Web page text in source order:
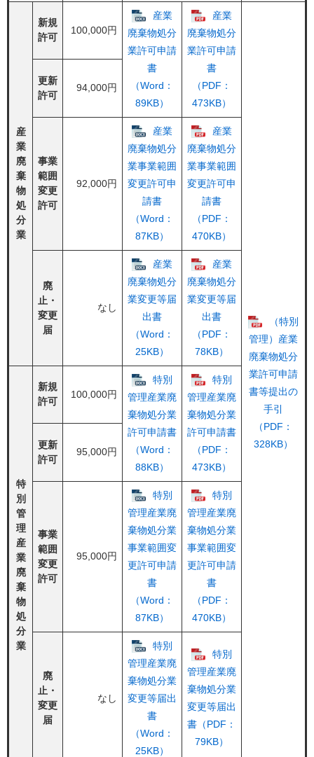
産
業
廃
棄
物
処
分
業
新規
許可
100,000円
産業
廃棄物処分
業許可申請
書
（Word：
89KB）
産業
廃棄物処分
業許可申請
書
（PDF：
473KB）
（特別
管理）産業
廃棄物処分
業許可申請
書等提出の
手引
（PDF：
328KB）
更新
許可
94,000円
事業
範囲
変更
許可
92,000円
産業
廃棄物処分
業事業範囲
変更許可申
請書
（Word：
87KB）
産業
廃棄物処分
業事業範囲
変更許可申
請書
（PDF：
470KB）
廃
止・
変更
届
なし
産業
廃棄物処分
業変更等届
出書
（Word：
25KB）
産業
廃棄物処分
業変更等届
出書
（PDF：
78KB）
特
別
管
理
産
業
廃
棄
物
処
分
業
新規
許可
100,000円
特別
管理産業廃
棄物処分業
許可申請書
（Word：
88KB）
特別
管理産業廃
棄物処分業
許可申請書
（PDF：
473KB）
更新
許可
95,000円
事業
範囲
変更
許可
95,000円
特別
管理産業廃
棄物処分業
事業範囲変
更許可申請
書
（Word：
87KB）
特別
管理産業廃
棄物処分業
事業範囲変
更許可申請
書
（PDF：
470KB）
廃
止・
変更
届
なし
特別
管理産業廃
棄物処分業
変更等届出
書
（Word：
25KB）
特別
管理産業廃
棄物処分業
変更等届出
書（PDF：
79KB）